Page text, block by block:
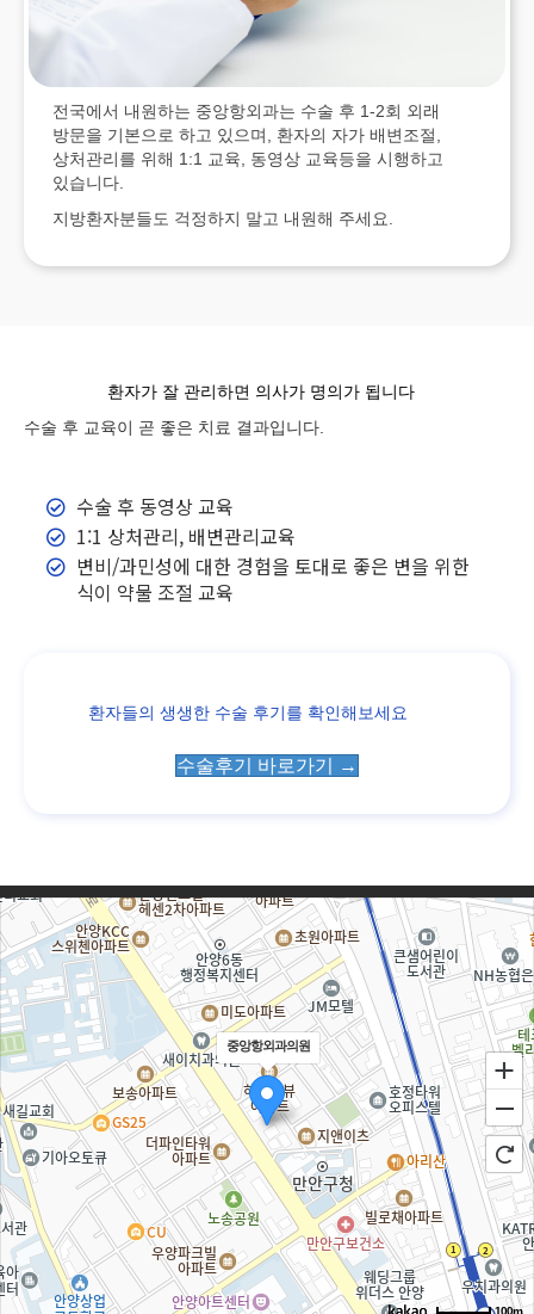
전국에서 내원하는 중앙항외과는 수술 후 1-2회 외래
방문을 기본으로 하고 있으며, 환자의 자가 배변조절,
상처관리를 위해 1:1 교육, 동영상 교육등을 시행하고
있습니다.
지방환자분들도 걱정하지 말고 내원해 주세요.
환자가 잘 관리하면 의사가 명의가 됩니다
수술 후 교육이 곧 좋은 치료 결과입니다.
수술 후 동영상 교육
1:1 상처관리, 배변관리교육
변비/과민성에 대한 경험을 토대로 좋은 변을 위한
식이 약물 조절 교육
환자들의 생생한 수술 후기를 확인해보세요
수술후기 바로가기 →
중앙항외과의원
100m